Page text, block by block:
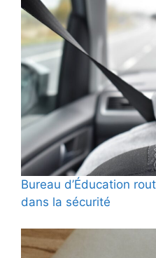
Bureau d’Éducation
dans la sécurité